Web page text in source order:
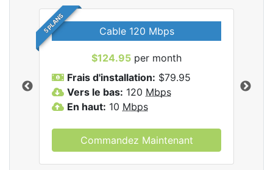
5 PLANS Cable 120 Mbps
$124.95 per month
Frais d'installation: $79.95
Vers le bas: 120 Mbps
En haut: 10 Mbps
Commandez Maintenant